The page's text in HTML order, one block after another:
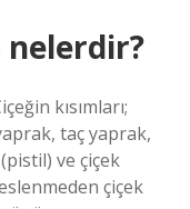
kısımları;
taç yaprak,
ve çiçek
çiçek